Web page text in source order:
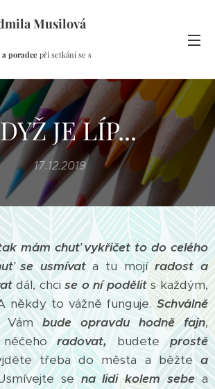
Musilová
poradce při setkání se s
JE LÍP...
17.12.2019
mám chuť vykřičet to do celého
se usmívata tu mojíradost a
dál, chcise o ní podělits každým,
někdy to vážně funguje.Schválně
bude opravdu hodně fajn,
radovat, budeteprostě
třeba do města a běžtea
sena lidi kolem sebea